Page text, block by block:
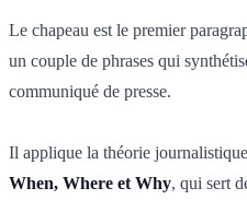
Le chapeau est le premier
un couple de phrases qui
communiqué de presse.
Il applique la théorie
When, Where et Why, qui sert